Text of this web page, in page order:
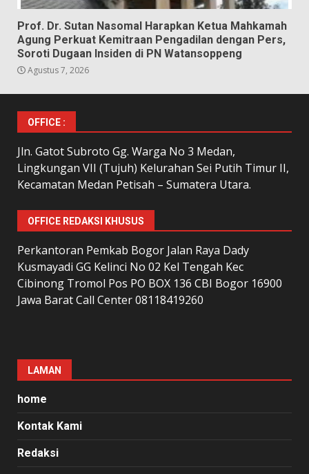
Prof. Dr. Sutan Nasomal Harapkan Ketua Mahkamah
Agung Perkuat Kemitraan Pengadilan dengan Pers,
Soroti Dugaan Insiden di PN Watansoppeng
Agustus 7, 2026
OFFICE :
Jln. Gatot Subroto Gg. Warga No 3 Medan,
Lingkungan VII (Tujuh) Kelurahan Sei Putih Timur II,
Kecamatan Medan Petisah – Sumatera Utara.
OFFICE REDAKSI KHUSUS
Perkantoran Pemkab Bogor Jalan Raya Dady
Kusmayadi GG Kelinci No 02 Kel Tengah Kec
Cibinong Tromol Pos PO BOX 136 CBI Bogor 16900
Jawa Barat Call Center 08118419260
LAMAN
home
Kontak Kami
Redaksi